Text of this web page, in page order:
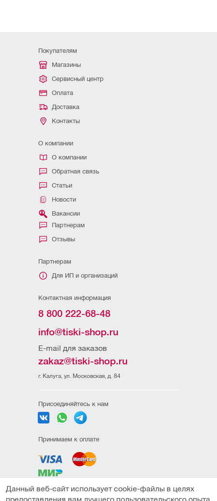
Покупателям
Магазины
Сервисный центр
Оплата
Доставка
Контакты
О компании
О компании
Обратная связь
Статьи
Новости
Вакансии
Партнерам
Отзывы
Партнерам
Для ИП и организаций
Контактная информация
8 800 222-68-48
info@tiski-shop.ru
E-mail для заказов
zakaz@tiski-shop.ru
г. Калуга, ул. Московская, д. 84
Присоединяйтесь к нам
Принимаем к оплате
Данный веб-сайт использует cookie-файлы в целях
предоставления вам лучшего пользовательского опыта